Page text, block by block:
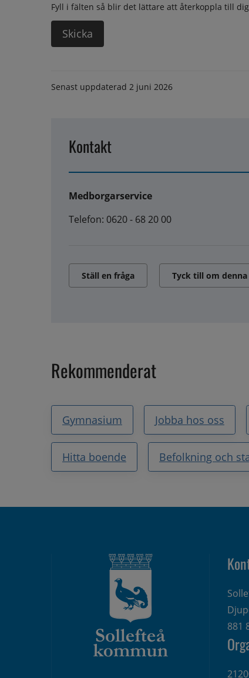
Fyll i fälten så blir det lättare att återkoppla till
Senast uppdaterad 2 juni 2026
Kontakt
Medborgarservice
Telefon: 0620 - 68 20 00
Ställ en fråga Tyck till om denna
Rekommenderat
Gymnasium Jobba hos oss
Hitta boende Befolkning och
881